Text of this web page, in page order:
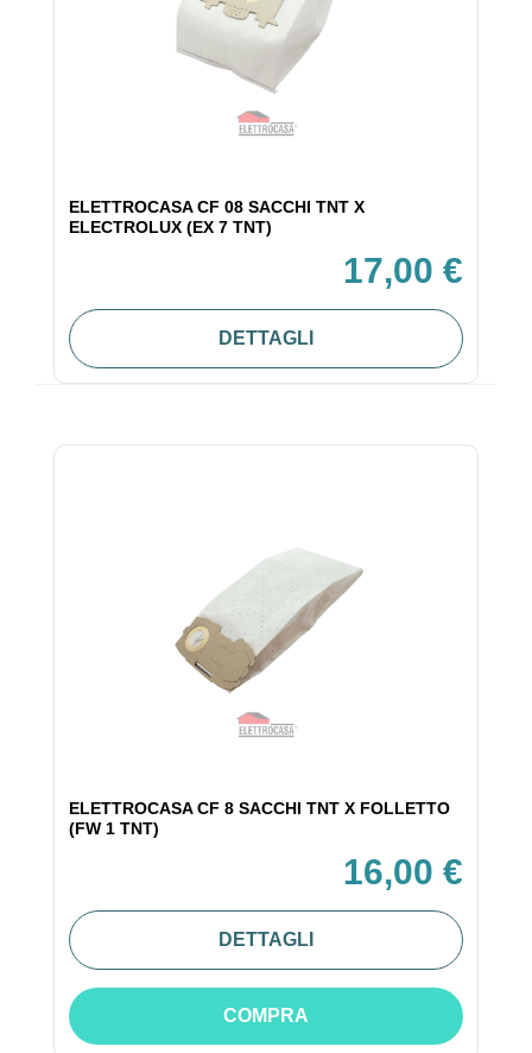
ELETTROCASA CF 08 SACCHI TNT X
ELECTROLUX (EX 7 TNT)
17,00 €
DETTAGLI
ELETTROCASA CF 8 SACCHI TNT X FOLLETTO
(FW 1 TNT)
16,00 €
DETTAGLI
COMPRA